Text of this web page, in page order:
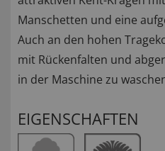
Manschetten und eine
Auch an den hohen
mit Rückenfalten und
in der Maschine zu
EIGENSCHAFTEN